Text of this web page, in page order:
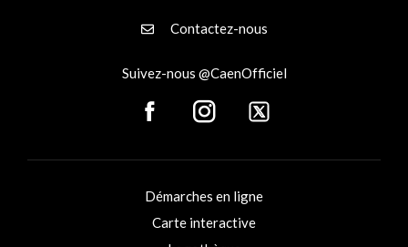
Contactez-nous
Suivez-nous @CaenOfficiel
Démarches en ligne
Carte interactive